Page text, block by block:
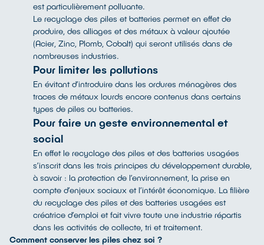
est particulièrement polluante.
Le recyclage des piles et batteries permet en effet de
produire, des alliages et des métaux à valeur ajoutée
(Acier, Zinc, Plomb, Cobalt) qui seront utilisés dans de
nombreuses industries.
Pour limiter les pollutions
En évitant d’introduire dans les ordures ménagères des
traces de métaux lourds encore contenus dans certains
types de piles ou batteries.
Pour faire un geste environnemental et
social
En effet le recyclage des piles et des batteries usagées
s’inscrit dans les trois principes du développement durable,
à savoir : la protection de l’environnement, la prise en
compte d’enjeux sociaux et l’intérêt économique. La filière
du recyclage des piles et des batteries usagées est
créatrice d’emploi et fait vivre toute une industrie répartis
dans les activités de collecte, tri et traitement.
Comment conserver les piles chez soi ?